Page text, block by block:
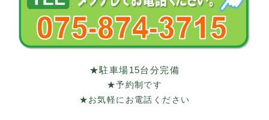
★駐車場15台分完備
★予約制です
★お気軽にお電話ください